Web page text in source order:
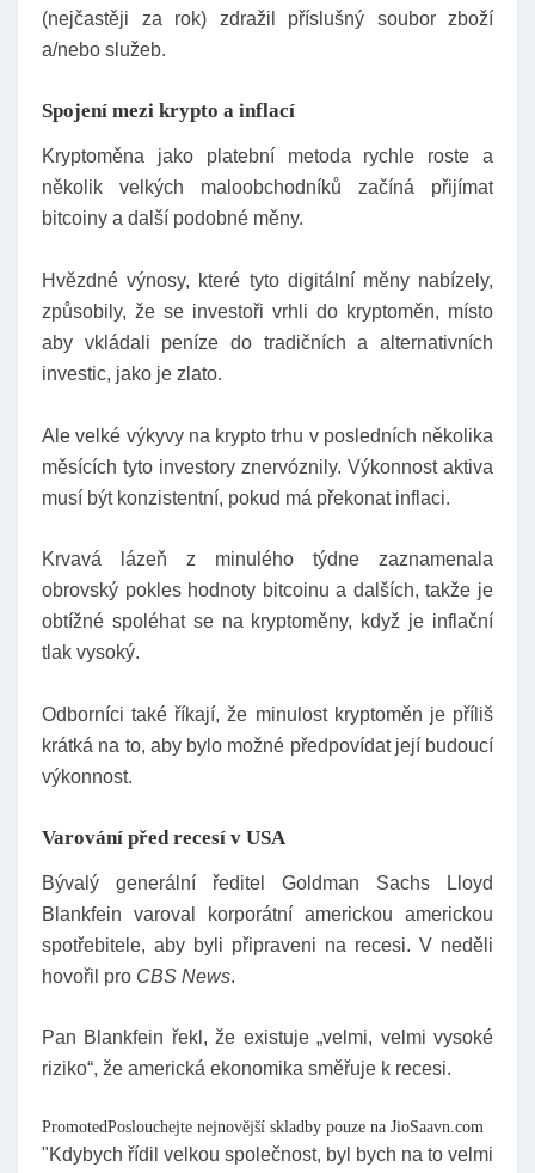
(nejčastěji za rok) zdražil příslušný soubor zboží
a/nebo služeb.
Spojení mezi krypto a inflací
Kryptoměna jako platební metoda rychle roste a
několik velkých maloobchodníků začíná přijímat
bitcoiny a další podobné měny.
Hvězdné výnosy, které tyto digitální měny nabízely,
způsobily, že se investoři vrhli do kryptoměn, místo
aby vkládali peníze do tradičních a alternativních
investic, jako je zlato.
Ale velké výkyvy na krypto trhu v posledních několika
měsících tyto investory znervóznily. Výkonnost aktiva
musí být konzistentní, pokud má překonat inflaci.
Krvavá lázeň z minulého týdne zaznamenala
obrovský pokles hodnoty bitcoinu a dalších, takže je
obtížné spoléhat se na kryptoměny, když je inflační
tlak vysoký.
Odborníci také říkají, že minulost kryptoměn je příliš
krátká na to, aby bylo možné předpovídat její budoucí
výkonnost.
Varování před recesí v USA
Bývalý generální ředitel Goldman Sachs Lloyd
Blankfein varoval korporátní americkou americkou
spotřebitele, aby byli připraveni na recesi. V neděli
hovořil pro CBS News.
Pan Blankfein řekl, že existuje „velmi, velmi vysoké
riziko“, že americká ekonomika směřuje k recesi.
PromotedPoslouchejte nejnovější skladby pouze na JioSaavn.com
"Kdybych řídil velkou společnost, byl bych na to velmi